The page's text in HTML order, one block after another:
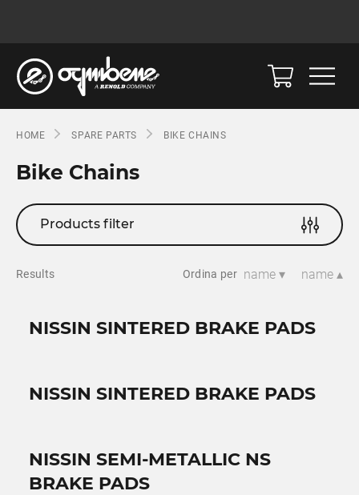
HOME SPARE PARTS BIKE CHAINS
Bike Chains
Products filter
Results Ordina per name ▾ name ▴
NISSIN SINTERED BRAKE PADS
NISSIN SINTERED BRAKE PADS
NISSIN SEMI-METALLIC NS
BRAKE PADS